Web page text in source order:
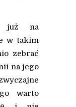
już na
w takim
zebrać
na jego
warto